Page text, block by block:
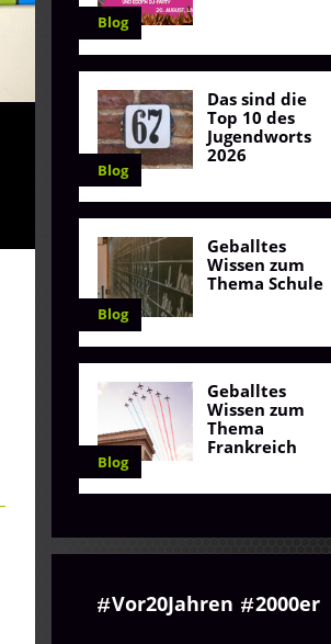
Blog
Blog
Das sind die
Top 10 des
Jugendworts
2026
Blog
Geballtes
Wissen zum
Thema Schule
Blog
Geballtes
Wissen zum
Thema
Frankreich
Vor20Jahren 2000er